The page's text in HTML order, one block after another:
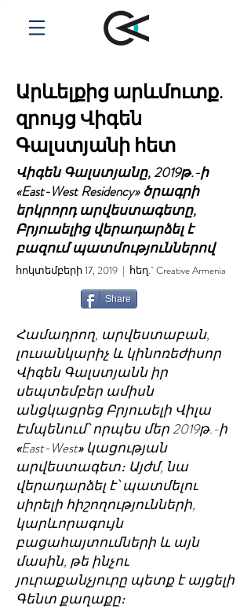
Արևելքից արևմուտք.
զրույց Վիգեն
Գալստյանի հետ
Վիգեն Գալստյանը, 2019թ.-ի
«East-West Residency» ծրագրի
երկրորդ արվեստագետը,
Բրյուսելից վերադարձել է
բազում պատմություններով
հոկտեմբերի 17, 2019 | հեղ.` Creative Armenia
Share
Համադրող, արվեստաբան,
լուսանկարիչ և կինոռեժիսոր
Վիգեն Գալստյանն իր
սեպտեմբեր ամիսն
անցկացրեց Բրյուսելի Վիլա
Էմպենում՝ որպես մեր 2019թ.-ի
«East-West» կացության
արվեստագետ։ Այժմ, նա
վերադարձել է՝ պատմելու
սիրելի հիշողությունների,
կարևորագույն
բացահայտումների և այն
մասին, թե ինչու
յուրաքանչյուրը պետք է այցելի
Գենտ քաղաքը։